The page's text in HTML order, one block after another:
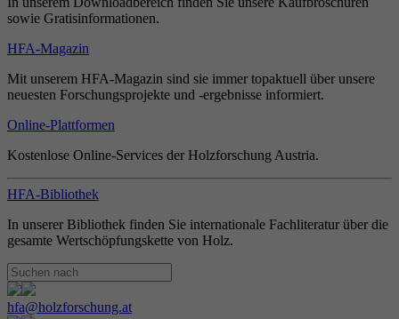
sowie Gratisinformationen.
HFA-Magazin
Mit unserem HFA-Magazin sind sie immer topaktuell über unsere
neuesten Forschungsprojekte und -ergebnisse informiert.
Online-Plattformen
Kostenlose Online-Services der Holzforschung Austria.
HFA-Bibliothek
In unserer Bibliothek finden Sie internationale Fachliteratur über die
gesamte Wertschöpfungskette von Holz.
hfa@holzforschung.at